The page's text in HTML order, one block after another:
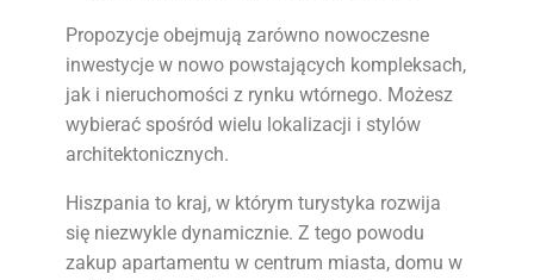
Propozycje obejmują zarówno nowoczesne
inwestycje w nowo powstających kompleksach,
jak i nieruchomości z rynku wtórnego. Możesz
wybierać spośród wielu lokalizacji i stylów
architektonicznych.
Hiszpania to kraj, w którym turystyka rozwija
się niezwykle dynamicznie. Z tego powodu
zakup apartamentu w centrum miasta, domu w